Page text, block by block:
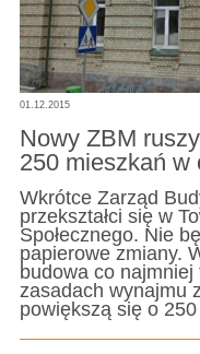
01.12.2015
Nowy ZBM
250 mieszkań w
Wkrótce Zarząd
przekształci się w
Społecznego. Nie
papierowe zmiany.
budowa co
zasadach wynajmu
powiększą się o